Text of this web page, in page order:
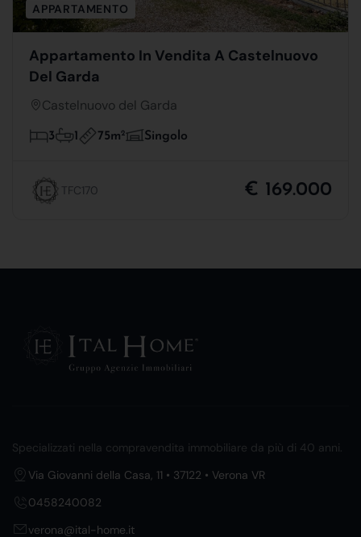
APPARTAMENTO
Appartamento In Vendita A Castelnuovo
Del Garda
Castelnuovo del Garda
3 1 75m2 Singolo
TFC170 € 169.000
Specializzati nella compravendita immobiliare da più di 40 anni.
Via Giovanni della Casa, 11 • 37122 • Verona VR
0458240082
verona@ital-home.it